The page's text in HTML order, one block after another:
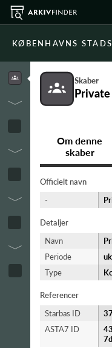
KØBENHAVNS
Skaber
Om denne
skaber
Officielt navn
-
Detaljer
Navn
Periode
Type
Referencer
Starbas ID
ASTA7 ID